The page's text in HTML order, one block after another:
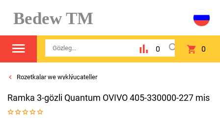
Bedew TM
0 0
Rozetkalar we wyklýuçateller
Ramka 3-gözli Quantum OVIVO 405-330000-227 mis